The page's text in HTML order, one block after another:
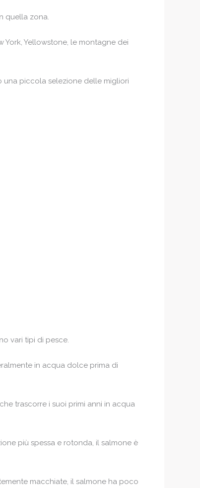
quella zona.
Yellowstone, le montagne dei
una piccola selezione delle migliori
vari tipi di pesce.
in acqua dolce prima di
trascorre i suoi primi anni in acqua
più spessa e rotonda, il salmone è
macchiate, il salmone ha poco